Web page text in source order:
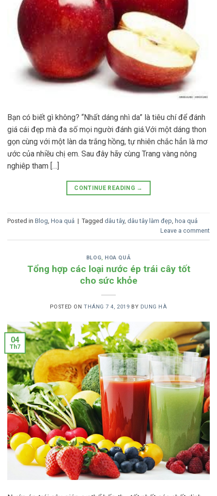
Bạn có biết gì không? “Nhất dáng nhì da” là tiêu chí để đánh
giá cái đẹp mà đa số mọi người đánh giá.Với một dáng thon
gọn cùng với một làn da trắng hồng, tự nhiên chắc hẳn là mơ
ước của nhiều chị em. Sau đây hãy cùng Trang vàng nông
nghiêp tham […]
CONTINUE READING →
Posted in Blog, Hoa quả | Tagged dâu tây, dâu tây làm đẹp, hoa quả
Leave a comment
BLOG, HOA QUẢ
Tổng hợp các loại nước ép trái cây tốt
cho sức khỏe
POSTED ONTHÁNG 7 4, 2019 BY DUNG HÀ
04
Th7